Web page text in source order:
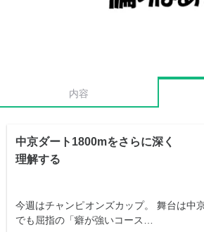
内容
中京ダート1800mをさらに深く
理解する
今週はチャンピオンズカップ。 舞台は中
でも屈指の「癖が強いコース…